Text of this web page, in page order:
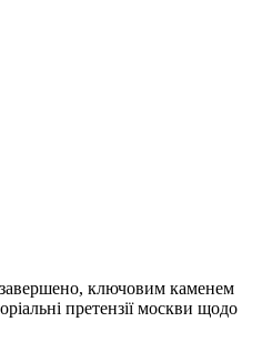
ключовим каменем
претензії москви щодо